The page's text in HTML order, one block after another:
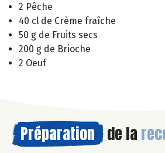
2 Pêche
40 cl de Crème fraîche
50 g de Fruits secs
200 g de Brioche
2 Oeuf
Préparation de la